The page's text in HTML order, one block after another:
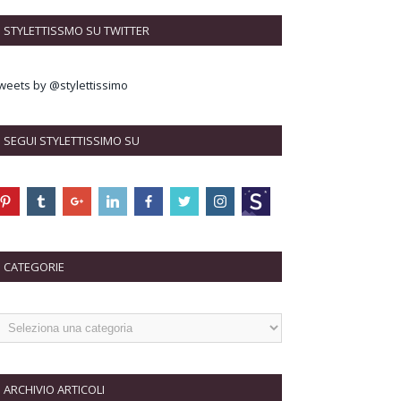
STYLETTISSMO SU TWITTER
by @stylettissimo
SEGUI STYLETTISSIMO SU
CATEGORIE
ARCHIVIO ARTICOLI